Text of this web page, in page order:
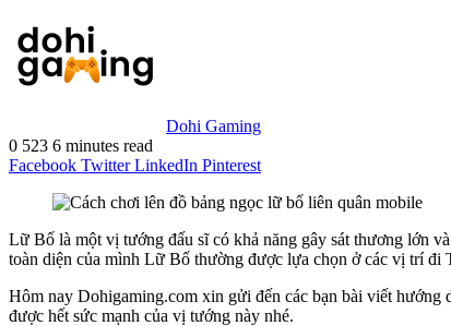
Dohi Gaming
0 523 6 minutes read
Facebook Twitter LinkedIn Pinterest
Lữ Bố là một vị tướng đấu sĩ có khả năng gây sát thương lớn
toàn diện của mình Lữ Bố thường được lựa chọn ở các vị trí
Hôm nay Dohigaming.com xin gửi đến các bạn bài viết
được hết sức mạnh của vị tướng này nhé.